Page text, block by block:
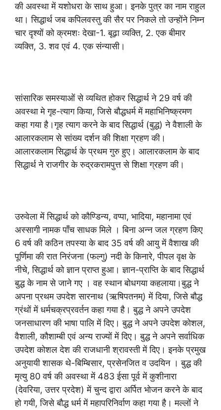
की अवस्था में यशोधरा के साथ हुआ। इनके पुत्र का नाम राहुल
था। सिद्धार्थ जब कपिलवस्तु की सैर पर निकले तो उन्होंने निम्न
चार दृश्यों को क्रमशः देखा-1. बूढ़ा व्यक्ति, 2. एक बीमार
व्यक्ति, 3. शव एवं 4. एक संन्यासी।
सांसारिक समस्याओं से व्यथित होकर सिद्धार्थ ने 29 वर्ष की
अवस्था मे गृह-त्याग किया, जिसे बौद्धधर्म में महाभिनिष्क्रमण
कहा गया है।गृह त्याग करने के बाद सिद्धार्थ (बुद्ध) ने वैशाली के
आलारकलाम से सांख्य दर्शन की शिक्षा ग्रहण की।
आलारकलाम सिद्धार्थ के प्रथम गुरु हुए। आलारकलाम के बाद
सिद्धार्थ ने राजगीर के रुद्रकरामपुत्त से शिक्षा ग्रहण की।
उरुवेला में सिद्धार्थ को कौण्डिन्य, वप्पा, भादिया, महानामा एवं
अस्सागी नामक पाँच साधक मिले । बिना अन्न जल ग्रहण किए
6 वर्ष की कठिन तपस्या के बाद 35 वर्ष की आयु में वैशाख की
पूर्णिमा की रात निरंजना (फल्गु) नदी के किनारे, पीपल वृक्ष के
नीचे, सिद्धार्थ को ज्ञान प्राप्त हुआ। ज्ञान-प्राप्ति के बाद सिद्धार्थ
बुद्ध के नाम से जाने गए । वह स्थान बोधगया कहलाया।बुद्ध ने
अपना प्रथम उपदेश सारनाथ (ऋषिपतनम्) में दिया, जिसे बौद्ध
ग्रंथों में धर्मचक्रप्रवर्तन कहा गया है। बुद्ध ने अपने उपदेश
जनसाधारण की भाषा पालि में दिए। बुद्ध ने अपने उपदेश कोशल,
वैशाली, कौशाम्बी एवं अन्य राज्यों में दिए। बुद्ध ने अपने सर्वाधिक
उपदेश कोशल देश की राजधानी श्रावस्ती में दिए। इनके प्रमुख
अनुयायी शासक थे-बिम्बिसार, प्रसेनजित व उदयिन । बुद्ध की
मृत्यु 80 वर्ष की अवस्था में 483 ईसा पूर्व में कुशीनारा
(देवरिया, उत्तर प्रदेश) में चुन्द द्वारा अर्पित भोजन करने के बाद
हो गयी, जिसे बौद्ध धर्म में महापरिनिर्वाण कहा गया है। मल्लों ने